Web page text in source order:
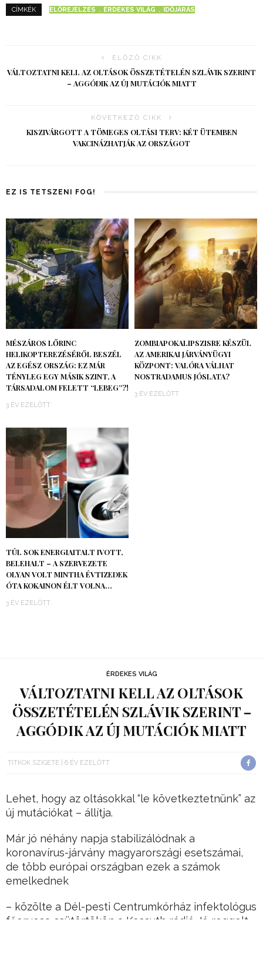
CÍMKÉK ELŐREJELZÉS ÉRDEKES VILÁG IDŐJÁRÁS
ELŐZŐ CIKK
VÁLTOZTATNI KELL AZ OLTÁSOK ÖSSZETÉTELÉN SZLÁVIK SZERINT
– AGGÓDIK AZ ÚJ MUTÁCIÓK MIATT
KÖVETKEZŐ CIKK
KISZIVÁRGOTT A TÖMEGES OLTÁSI TERV: KÉT ÜTEMBEN
VAKCINÁZHATJÁK AZ ORSZÁGOT
EZ IS TETSZENI FOG!
MÉSZÁROS LŐRINC
HELIKOPTEREZÉSÉRŐL BESZÉL
AZ EGÉSZ ORSZÁG: EZ MÁR
TÉNYLEG EGY MÁSIK SZINT, A
TÁRSADALOM FELETT “LEBEG”?!
3 ÉV EZELŐTT
ZOMBIAPOKALIPSZISRE KÉSZÜL
AZ AMERIKAI JÁRVÁNYÜGYI
KÖZPONT: VALÓRA VÁLHAT
NOSTRADAMUS JÓSLATA?
3 ÉV EZELŐTT
TÚL SOK ENERGIAITALT IVOTT,
BELEHALT – A SZERVEZETE
OLYAN VOLT MINTHA ÉVTIZEDEK
ÓTA KOKAINON ÉLT VOLNA…
3 ÉV EZELŐTT
ÉRDEKES VILÁG
VÁLTOZTATNI KELL AZ OLTÁSOK
ÖSSZETÉTELÉN SZLÁVIK SZERINT –
AGGÓDIK AZ ÚJ MUTÁCIÓK MIATT
TITKOK SZIGETE 6 ÉV EZELŐTT
Lehet, hogy az oltásokkal “le következtetnünk” az
új mutációkat – állítja.
Már jó néhány napja stabilizálódnak a
koronavírus-járvány magyarországi esetszámai,
de több európai országban ezek a számok
emelkednek
– közölte a Dél-pesti Centrumkórház infektológus
főorvosa csütörtökön a Kossuth rádió Jó reggelt,